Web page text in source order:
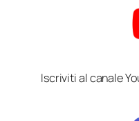
Iscriviti al canale